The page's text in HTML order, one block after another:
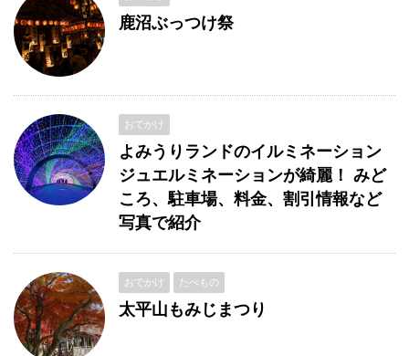
鹿沼ぶっつけ祭
おでかけ
よみうりランドのイルミネーション
ジュエルミネーションが綺麗！ みど
ころ、駐車場、料金、割引情報など
写真で紹介
おでかけ たべもの
太平山もみじまつり